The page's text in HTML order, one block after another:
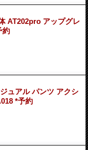
AT202pro アップグレ
約
ュアル パンツ アクシ
*予約